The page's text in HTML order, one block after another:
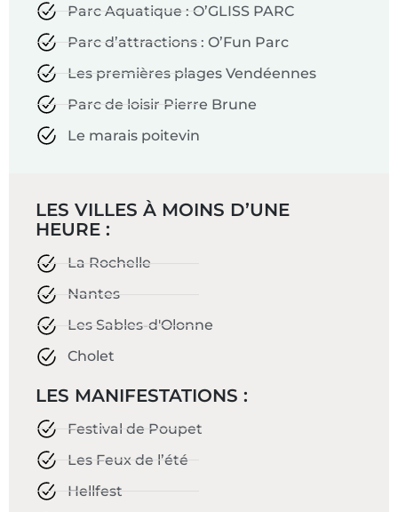
Parc Aquatique : O’GLISS PARC
Parc d’attractions : O’Fun Parc
Les premières plages Vendéennes
Parc de loisir Pierre Brune
Le marais poitevin
LES VILLES À MOINS D’UNE
HEURE :
La Rochelle
Nantes
Les Sables-d'Olonne
Cholet
LES MANIFESTATIONS :
Festival de Poupet
Les Feux de l’été
Hellfest